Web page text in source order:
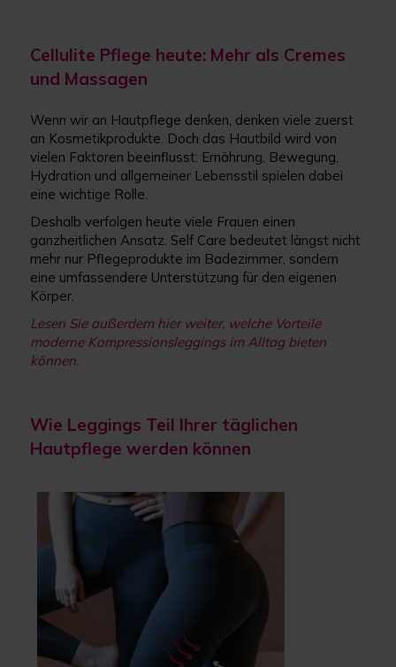
Cellulite Pflege heute: Mehr als Cremes
und Massagen
Wenn wir an Hautpflege denken, denken viele zuerst
an Kosmetikprodukte. Doch das Hautbild wird von
vielen Faktoren beeinflusst. Ernährung, Bewegung,
Hydration und allgemeiner Lebensstil spielen dabei
eine wichtige Rolle.
Deshalb verfolgen heute viele Frauen einen
ganzheitlichen Ansatz. Self Care bedeutet längst nicht
mehr nur Pflegeprodukte im Badezimmer, sondern
eine umfassendere Unterstützung für den eigenen
Körper.
Lesen Sie außerdem hier weiter, welche Vorteile
moderne Kompressionsleggings im Alltag bieten
können.
Wie Leggings Teil Ihrer täglichen
Hautpflege werden können